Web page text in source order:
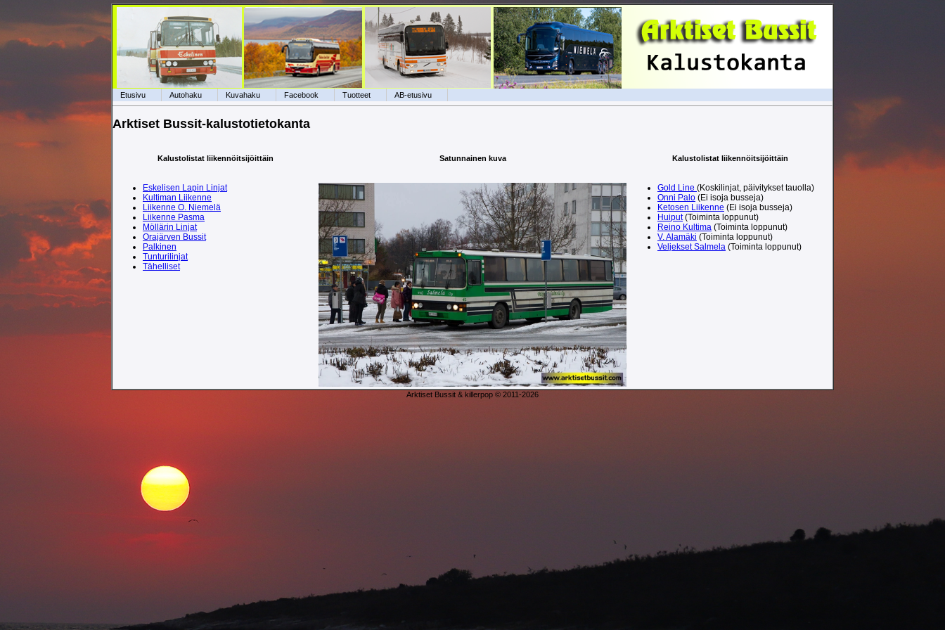
Etusivu Autohaku Kuvahaku Facebook Tuotteet AB-etusivu
Arktiset Bussit-kalustotietokanta
Kalustolistat liikennöitsijöittäin Satunnainen kuva Kalustolistat liikennöitsijöittäin
Eskelisen Lapin Linjat
Kultiman Liikenne
Liikenne O. Niemelä
Liikenne Pasma
Möllärin Linjat
Orajärven Bussit
Palkinen
Tunturilinjat
Tähelliset
Gold Line (Koskilinjat, päivitykset tauolla)
Onni Palo (Ei isoja busseja)
Ketosen Liikenne (Ei isoja busseja)
Huiput(Toiminta loppunut)
Reino Kultima (Toiminta loppunut)
V. Alamäki (Toiminta loppunut)
Veljekset Salmela (Toiminta loppunut)
Arktiset Bussit & killerpop © 2011-2026